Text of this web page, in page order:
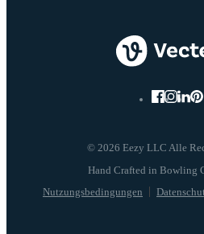
© 2026 Eezy LLC Alle
Nutzungsbedingungen